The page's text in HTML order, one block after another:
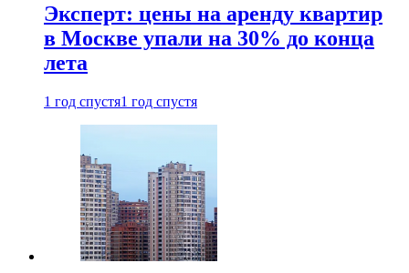
Эксперт: цены на аренду квартир
в Москве упали на 30% до конца
лета
1 год спустя1 год спустя